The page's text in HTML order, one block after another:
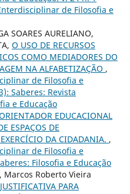
de Filosofia e
SOARES AURELIANO,
O USO DE RECURSOS
COMO MEDIADORES DO
NA ALFABETIZAÇÃO ,
de Filosofia e
Saberes: Revista
e Educação
EDUCACIONAL
ESPAÇOS DE
DA CIDADANIA. ,
de Filosofia e
Filosofia e Educação
Roberto Vieira
PARA